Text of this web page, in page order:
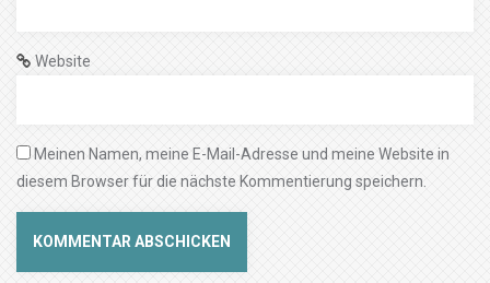
Website
Meinen Namen, meine E-Mail-Adresse und meine Website in
diesem Browser für die nächste Kommentierung speichern.